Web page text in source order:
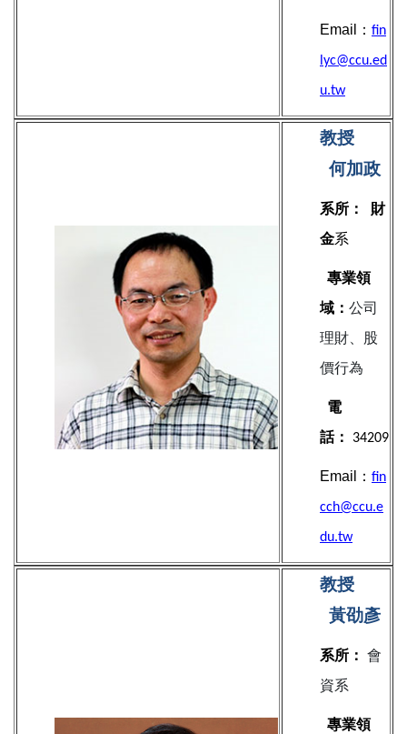
Email： fin
lyc@ccu.ed
u.tw
教授
何加政
系所：
財
金系
專業領
域： 公司
理財、股
價行為
電
話：
34209
Email： fin
cch@ccu.e
du.tw
教授
黃劭彥
系所： 會
資系
專業領